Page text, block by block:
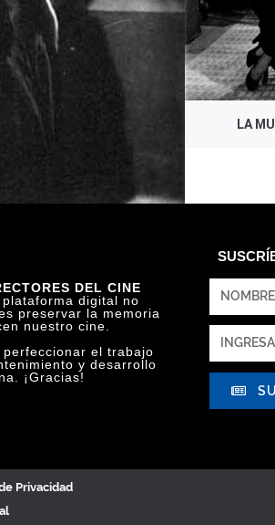
ARCHIVO IBERO
LA
DEL CINE
digital no
preservar la memoria
nuestro cine.
el trabajo
y desarrollo
¡Gracias!
Privacidad